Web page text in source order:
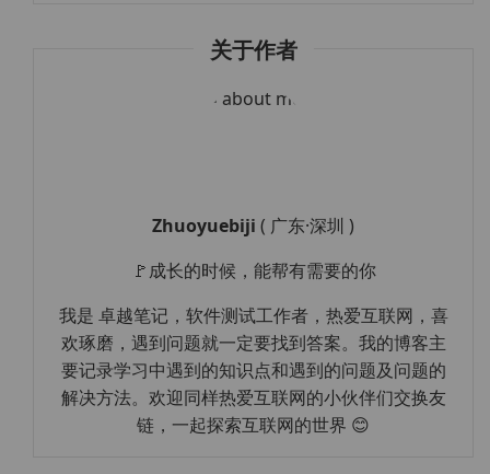
关于作者
Zhuoyuebiji ( 广东·深圳 )
🚩成长的时候，能帮有需要的你
我是 卓越笔记，软件测试工作者，热爱互联网，喜
欢琢磨，遇到问题就一定要找到答案。我的博客主
要记录学习中遇到的知识点和遇到的问题及问题的
解决方法。欢迎同样热爱互联网的小伙伴们交换友
链，一起探索互联网的世界 😊